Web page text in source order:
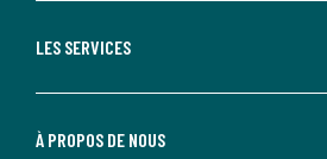
LES SERVICES
À PROPOS DE NOUS